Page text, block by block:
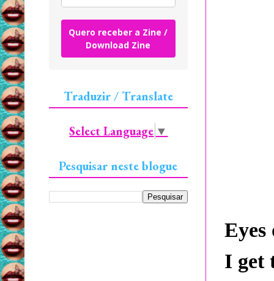
Eyes
I get
Quero receber a Zine /
Download Zine
Traduzir / Translate
Select Language ▼
Pesquisar neste blogue